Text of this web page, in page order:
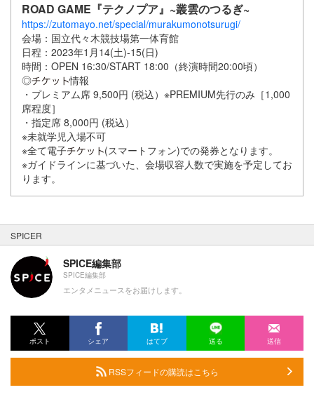
ROAD GAME『テクノプア』~叢雲のつるぎ~
https://zutomayo.net/special/murakumonotsurugi/
会場：国立代々木競技場第一体育館
日程：2023年1月14(土)-15(日)
時間：OPEN 16:30/START 18:00（終演時間20:00頃）
◎
情報
・プレミアム席 9,500円 (税込）※PREMIUM先行のみ［1,000
席程度］
・指定席 8,000円 (税込）
※未就学児入場不可
※全て電子
(スマートフォン)での発券となります。
※ガイドラインに基づいた、会場収容人数で実施を予定してお
ります。
SPICER
SPICE編集部
SPICE編集部
エンタメニュースをお届けします。
ポスト シェア はてブ 送る 送信
RSSフィードの購読はこちら